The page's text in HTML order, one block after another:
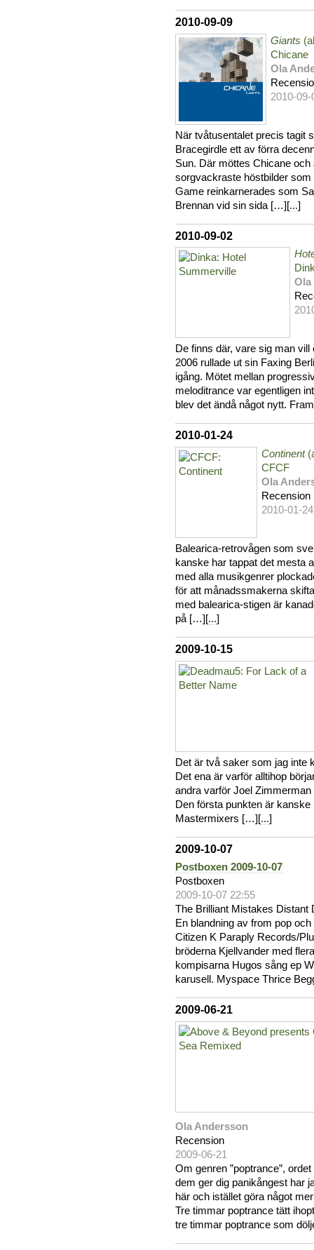
2010-09-09
Giants
Chicane
Ola
2010-09-
När tvåtusentalet precis tagit
Bracegirdle ett av förra
Sun. Där möttes Chicane
sorgvackraste höstbilder
Game reinkarnerades som
Brennan vid sin sida […][...]
2010-09-02
Ola
De finns där, vare sig man
2006 rullade ut sin Faxing
igång. Mötet mellan
meloditrance var egentligen
blev det ändå något nytt.
2010-01-24
Continent
CFCF
Ola
Recension
2010-01-24
Balearica-retrovågen som
kanske har tappat det mesta
med alla musikgenrer
för att månadssmakerna
med balearica-stigen är
på […][...]
2009-10-15
Det är två saker som jag inte
Det ena är varför alltihop
andra varför Joel
Den första punkten är
Mastermixers […][...]
2009-10-07
Postboxen 2009-10-07
Postboxen
2009-10-07 22:55
The Brilliant Mistakes Distant
En blandning av from pop
Citizen K Paraply Records/
bröderna Kjellvander med
kompisarna Hugos sång ep
karusell. Myspace Thrice
2009-06-21
Ola Andersson
Recension
2009-06-21
Om genren ”poptrance”,
dem ger dig panikångest har
här och istället göra något
Tre timmar poptrance tätt
tre timmar poptrance som